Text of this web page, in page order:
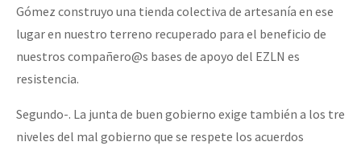
Gómez construyo una tienda colectiva de artesanía en ese
lugar en nuestro terreno recuperado para el beneficio de
nuestros compañero@s bases de apoyo del EZLN es
resistencia.
Segundo-. La junta de buen gobierno exige también a los tre
niveles del mal gobierno que se respete los acuerdos